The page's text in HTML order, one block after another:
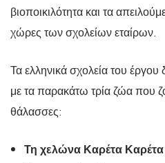
βιοποικιλότητα και τα
χώρες των σχολείων εταίρων.
Τα ελληνικά σχολεία του
με τα παρακάτω τρία ζώα που
θάλασσες:
Τη χελώνα Καρέτα